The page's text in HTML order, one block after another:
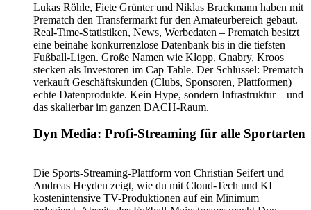
Lukas Röhle, Fiete Grünter und Niklas Brackmann haben mit
Prematch den Transfermarkt für den Amateurbereich gebaut.
Real-Time-Statistiken, News, Werbedaten – Prematch besitzt
eine beinahe konkurrenzlose Datenbank bis in die tiefsten
Fußball-Ligen. Große Namen wie Klopp, Gnabry, Kroos
stecken als Investoren im Cap Table. Der Schlüssel: Prematch
verkauft Geschäftskunden (Clubs, Sponsoren, Plattformen)
echte Datenprodukte. Kein Hype, sondern Infrastruktur – und
das skalierbar im ganzen DACH-Raum.
Dyn Media: Profi-Streaming für alle Sportarten
Die Sports-Streaming-Plattform von Christian Seifert und
Andreas Heyden zeigt, wie du mit Cloud-Tech und KI
kostenintensive TV-Produktionen auf ein Minimum